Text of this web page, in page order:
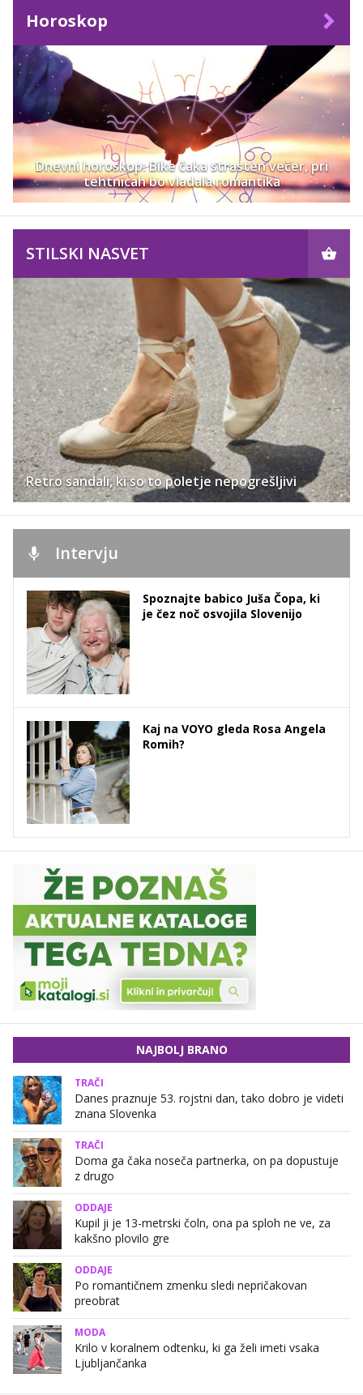
Horoskop
Dnevni horoskop: Bike čaka strasten večer, pri
tehtnicah bo vladala romantika
STILSKI NASVET
Retro sandali, ki so to poletje nepogrešljivi
Intervju
Spoznajte babico Juša Čopa, ki
je čez noč osvojila Slovenijo
Kaj na VOYO gleda Rosa Angela
Romih?
NAJBOLJ BRANO
TRAČI
Danes praznuje 53. rojstni dan, tako dobro je videti
znana Slovenka
TRAČI
Doma ga čaka noseča partnerka, on pa dopustuje
z drugo
ODDAJE
Kupil ji je 13-metrski čoln, ona pa sploh ne ve, za
kakšno plovilo gre
ODDAJE
Po romantičnem zmenku sledi nepričakovan
preobrat
MODA
Krilo v koralnem odtenku, ki ga želi imeti vsaka
Ljubljančanka